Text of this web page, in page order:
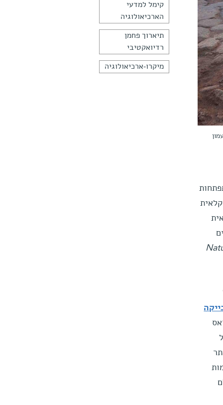
קימל למדעי
הארכיאולוגיה
תיארוך פחמן
רדיואקטיבי
מיקרו-ארכיאולוגיה